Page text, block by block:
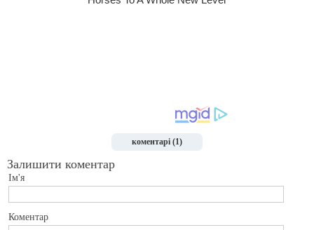
коментарі (1)
Залишити коментар
Ім'я
Коментар